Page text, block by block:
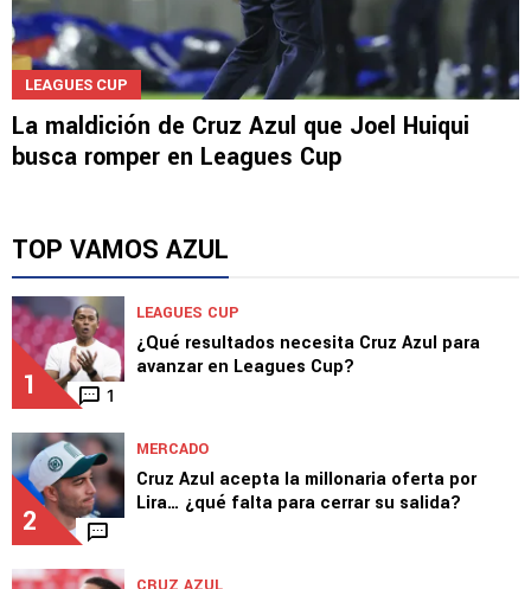
LEAGUES CUP
La maldición de Cruz Azul que Joel Huiqui
busca romper en Leagues Cup
TOP VAMOS AZUL
1 1
LEAGUES CUP
¿Qué resultados necesita Cruz Azul para
avanzar en Leagues Cup?
2
MERCADO
Cruz Azul acepta la millonaria oferta por
Lira… ¿qué falta para cerrar su salida?